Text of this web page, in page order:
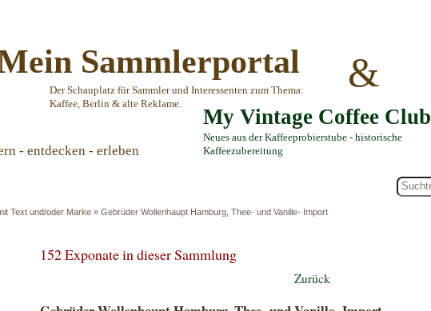
Sammlerportal
Der Schauplatz für Sammler und Interessenten zum Thema:
Kaffee, Berlin & alte Reklame.
&
My Vintage Coffee Club
Neues aus der Kaffeeprobierstube - historische
Kaffeezubereitung
- entdecken - erleben
Text und/oder Marke » Gebrüder Wollenhaupt Hamburg, Thee- und Vanille- Import
152 Exponate in dieser Sammlung
Zurück